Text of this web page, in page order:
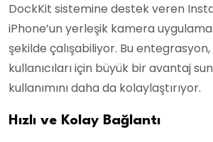
DockKit sistemine destek veren
iPhone’un yerleşik kamera
şekilde çalışabiliyor. Bu entegrasyon,
kullanıcıları için büyük bir avantaj
kullanımını daha da kolaylaştırıyor.
Hızlı ve Kolay Bağlantı